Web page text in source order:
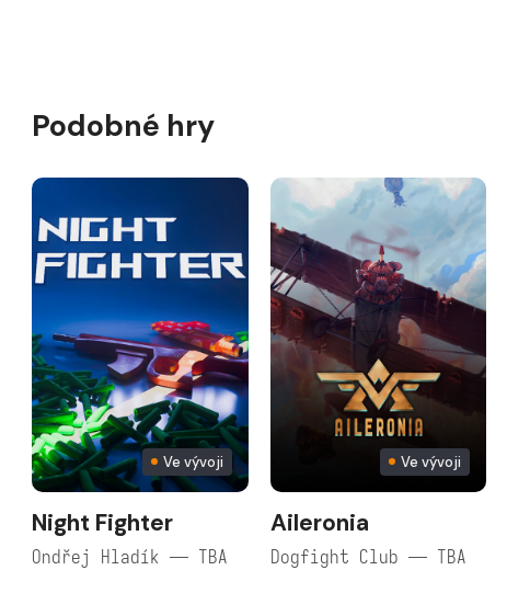
Podobné hry
Ve vývoji
Night Fighter
Ondřej Hladík — TBA
Ve vývoji
Aileronia
Dogfight Club — TBA